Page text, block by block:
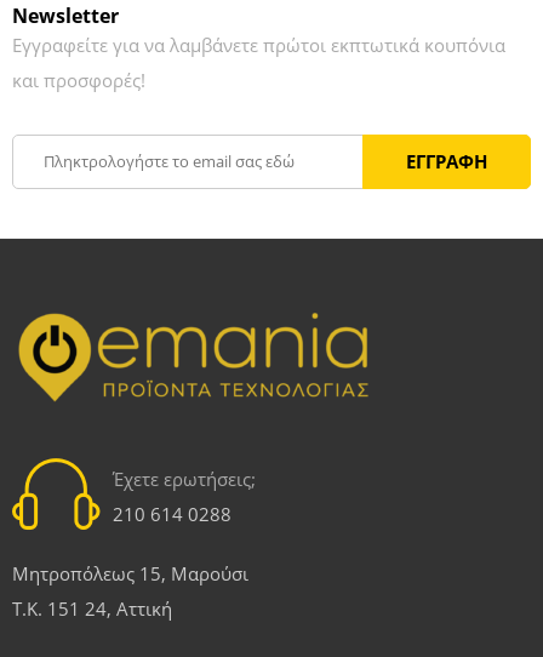
Newsletter
Εγγραφείτε για να λαμβάνετε πρώτοι εκπτωτικά κουπόνια
και προσφορές!
Έχετε ερωτήσεις;
210 614 0288
Μητροπόλεως 15, Μαρούσι
Τ.Κ. 151 24, Αττική